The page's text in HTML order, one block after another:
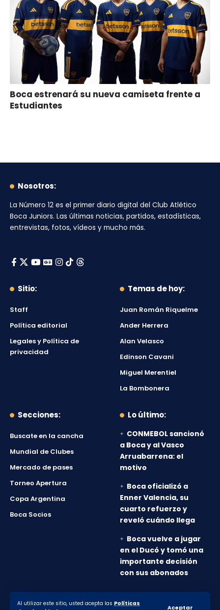
Al utilizar este sitio, usted acepta las Políticas
Aceptar
Boca estrenará su nueva camiseta frente a
Estudiantes
Nosotros:
La Número 12 es el primer diario digital del Club Atlético
Boca Juniors. Las últimas noticias, partidos, estadísticas,
entrevistas, fotos, vídeos y mucho más.
Sitio:
Staff
Política editorial
Legales y Política de
privacidad
Temas de hoy:
Juan Román Riquelme
Ander Herrera
Alan Velasco
Edinson Cavani
Miguel Merentiel
La Bombonera
Secciones:
Buscate en la cancha
Mundial de Clubes
Mercado de pases
Torneo Apertura
Copa Argentina
Boca Socios
Lo último:
CONMEBOL sancionó
a Boca y al Vasco
Arruabarrena: el
motivo
Boca oficializó a
Enner Valencia, su
cuarto refuerzo y
reveló cuándo llega
Boca vuelve a jugar
en el Ducó y tomó una
importante decisión
con sus abonados
© 2010-2026 Lanumero12.com.ar - Todos los derechos